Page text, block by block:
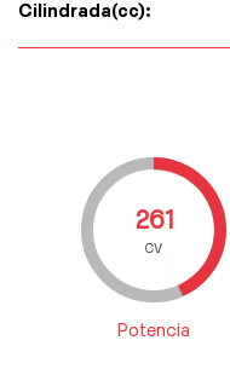
Cilindrada(cc):
261
CV
Potencia